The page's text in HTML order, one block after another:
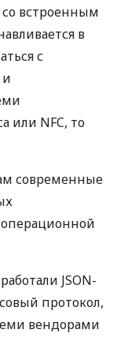
со встроенным
в
с
или NFC, то
современные
JSON-
протокол,
вендорами